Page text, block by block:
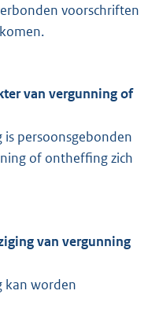
voorschriften
van vergunning of
persoonsgebonden
of ontheffing zich
van vergunning
kan worden